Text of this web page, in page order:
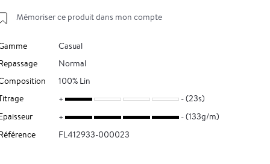
Mémoriser ce produit dans mon compte
Casual
Normal
100% Lin
(23s)
(133g/m)
FL412933-000023